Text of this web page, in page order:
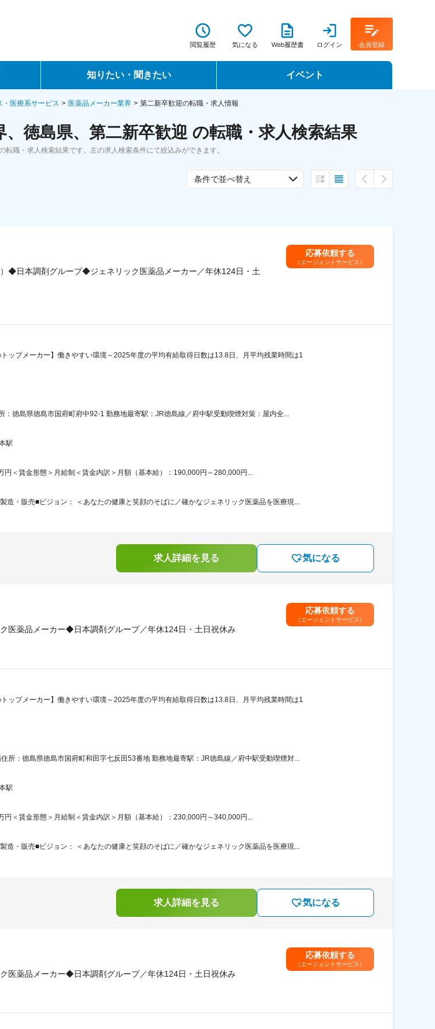
閲覧履歴 気になる Web履歴書 ログイン 会員登録
知りたい・聞きたい
転職ノウハウ
データで見る転職
イベント
転職イベント・転職セミナー
転職フェア
・医療系サービス 医薬品メーカー業界 第二新卒歓迎の転職・求人情報
、徳島県、第二新卒歓迎 の転職・求人検索結果
転職・求人検索結果です。左の求人検索条件にて絞込みができます。
条件で並べ替え
）◆日本調剤グループ◆ジェネリック医薬品メーカー／年休124日・土
応募依頼する
（エージェントサービス）
トップメーカー】働きやすい環境～2025年度の平均有給取得日数は13.8日、月平均残業時間は1
：徳島県徳島市国府町府中92-1 勤務地最寄駅：JR徳島線／府中駅受動喫煙対策：屋内全...
駅
円＜賃金形態＞月給制＜賃金内訳＞月額（基本給）：190,000円～280,000円...
造・販売■ビジョン： ＜あなたの健康と笑顔のそばに／確かなジェネリック医薬品を医療現...
求人詳細を見る 気になる
医薬品メーカー◆日本調剤グループ／年休124日・土日祝休み
応募依頼する
（エージェントサービス）
トップメーカー】働きやすい環境～2025年度の平均有給取得日数は13.8日、月平均残業時間は1
所：徳島県徳島市国府町和田字七反田53番地 勤務地最寄駅：JR徳島線／府中駅受動喫煙対...
駅
円＜賃金形態＞月給制＜賃金内訳＞月額（基本給）：230,000円～340,000円...
造・販売■ビジョン： ＜あなたの健康と笑顔のそばに／確かなジェネリック医薬品を医療現...
求人詳細を見る 気になる
医薬品メーカー◆日本調剤グループ／年休124日・土日祝休み
応募依頼する
（エージェントサービス）